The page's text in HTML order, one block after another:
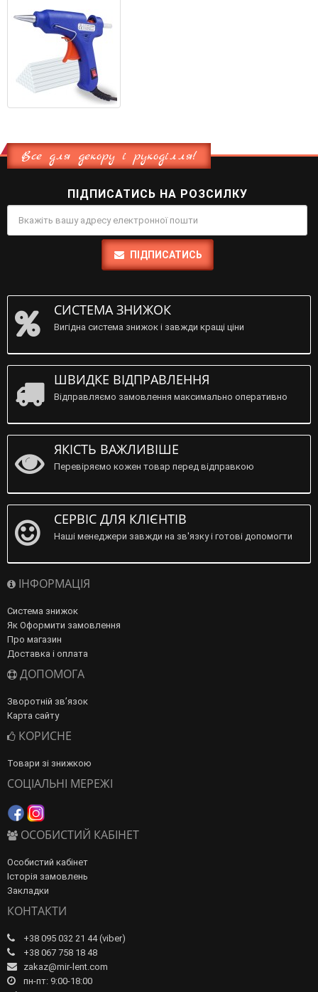
Все для декору і рукоділля!
ПІДПИСАТИСЬ НА РОЗСИЛКУ
ПІДПИСАТИСЬ
СИСТЕМА ЗНИЖОК
Вигідна система знижок і завжди кращі ціни
ШВИДКЕ ВІДПРАВЛЕННЯ
Відправляємо замовлення максимально оперативно
ЯКІСТЬ ВАЖЛИВІШЕ
Перевіряємо кожен товар перед відправкою
СЕРВІС ДЛЯ КЛІЄНТІВ
Наші менеджери завжди на зв'язку і готові допомогти
ІНФОРМАЦІЯ
Система знижок
Як Оформити замовлення
Про магазин
Доставка і оплата
ДОПОМОГА
Зворотній зв’язок
Карта сайту
КОРИСНЕ
Товари зі знижкою
СОЦІАЛЬНІ МЕРЕЖІ
ОСОБИСТИЙ КАБІНЕТ
Особистий кабінет
Історія замовлень
Закладки
КОНТАКТИ
+38 095 032 21 44 (viber)
+38 067 758 18 48
zakaz@mir-lent.com
пн-пт: 9:00-18:00